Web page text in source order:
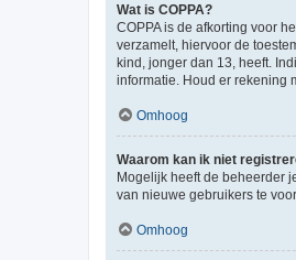
Wat is COPPA?
COPPA is de afkorting voor
verzamelt, hiervoor de
kind, jonger dan 13, heeft.
informatie. Houd er rekening
Omhoog
Waarom kan ik niet
Mogelijk heeft de beheerder
van nieuwe gebruikers te
Omhoog